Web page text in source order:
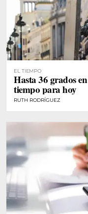
EL TIEMPO
Hasta 36 grados
tiempo para hoy
RUTH RODRÍGUEZ